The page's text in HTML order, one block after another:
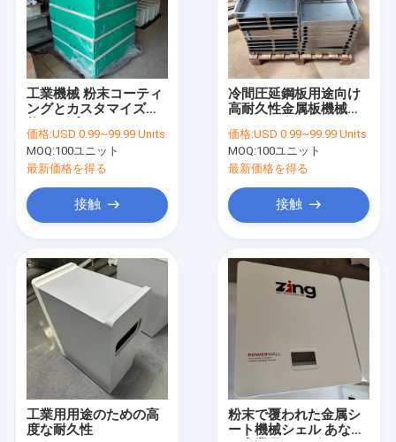
工業機械 粉末コーティ
ングとカスタマイズ可
トメタルシェル
価格:USD 0.99~99.99 Units
MOQ:100ユニット
最新価格を得る
接触
冷間圧延鋼板用途向け
高耐久性金属板機械シ
価格:USD 0.99~99.99 Units
MOQ:100ユニット
最新価格を得る
接触
工業用用途のための高
度な耐久性
粉末で覆われた金属シ
ート機械シェル あなた